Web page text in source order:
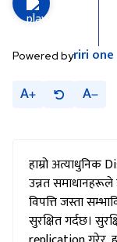
Powered byriri one
A A
हाम्रो अत्याधुनिक
उन्नत समाधानहरूले
विपत्ति जस्ता
सुरक्षित गर्दछ।